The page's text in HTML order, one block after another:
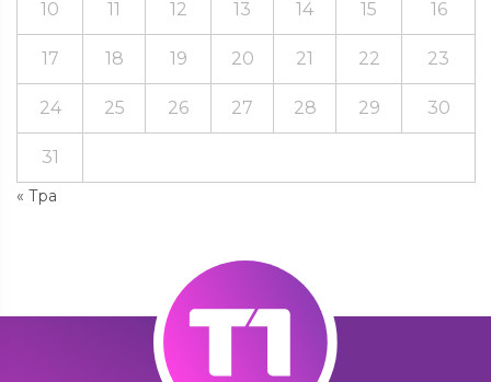
« Тра
10 11 12 13 14 15 16
17 18 19 20 21 22 23
24 25 26 27 28 29 30
31